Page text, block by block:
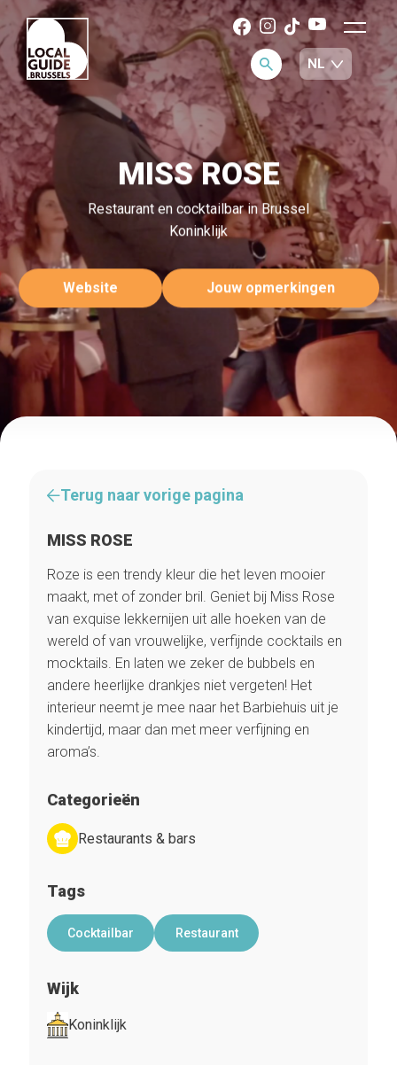
MISS ROSE
Restaurant en cocktailbar in Brussel
Koninklijk
Website Jouw opmerkingen
Terug naar vorige pagina
MISS ROSE
Roze is een trendy kleur die het leven mooier
maakt, met of zonder bril. Geniet bij Miss Rose
van exquise lekkernijen uit alle hoeken van de
wereld of van vrouwelijke, verfijnde cocktails en
mocktails. En laten we zeker de bubbels en
andere heerlijke drankjes niet vergeten! Het
interieur neemt je mee naar het Barbiehuis uit je
kindertijd, maar dan met meer verfijning en
aroma’s.
Categorieën
Restaurants & bars
Tags
Cocktailbar Restaurant
Wijk
Koninklijk